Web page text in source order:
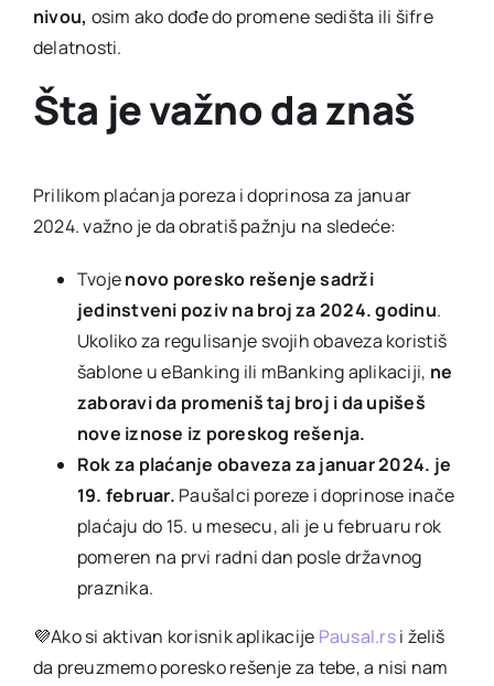
nivou, osim ako dođe do promene sedišta ili šifre
delatnosti.
Šta je važno da znaš
Prilikom plaćanja poreza i doprinosa za januar
2024. važno je da obratiš pažnju na sledeće:
Tvojenovo poresko rešenje sadrži
jedinstveni poziv na broj za 2024. godinu.
Ukoliko za regulisanje svojih obaveza koristiš
šablone u eBanking ili mBanking aplikaciji, ne
zaboravi da promeniš taj broj i da upišeš
nove iznose iz poreskog rešenja.
Rok za plaćanje obaveza za januar 2024. je
19. februar. Paušalci poreze i doprinose inače
plaćaju do 15. u mesecu, ali je u februaru rok
pomeren na prvi radni dan posle državnog
praznika.
💜Ako si aktivan korisnik aplikacije Pausal.rsi želiš
da preuzmemo poresko rešenje za tebe, a nisi nam